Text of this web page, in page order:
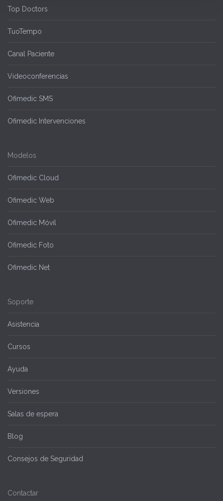
Top Doctors
TuoTempo
Canal Paciente
Videoconferencias
Ofimedic SMS
Ofimedic Intervenciones
Modelos
Ofimedic Cloud
Ofimedic Web
Ofimedic Móvil
Ofimedic Foto
Ofimedic Net
Soporte
Asistencia
Cursos
Ayuda
Versiones
Salas de espera
Blog
Consejos de Seguridad
Contactar